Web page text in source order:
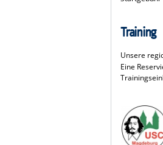
Training
Unsere
Eine